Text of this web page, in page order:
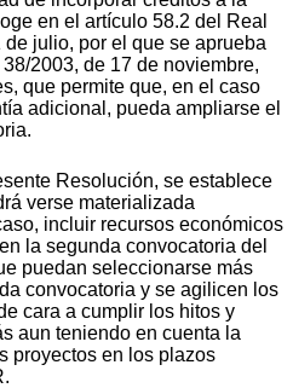
en el artículo 58.2 del Real
julio, por el que se aprueba
2003, de 17 de noviembre,
que permite que, en el caso
adicional, pueda ampliarse el
Resolución, se establece
verse materializada
incluir recursos económicos
la segunda convocatoria del
puedan seleccionarse más
convocatoria y se agilicen los
cara a cumplir los hitos y
aun teniendo en cuenta la
proyectos en los plazos